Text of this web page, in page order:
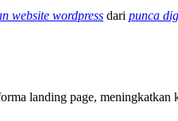
website wordpress dari punca
landing page, meningkatkan